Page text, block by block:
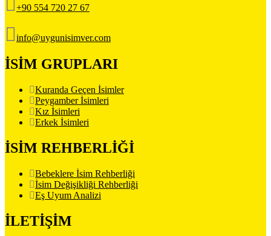
+90 554 720 27 67
info@uygunisimver.com
İSİM GRUPLARI
Kuranda Geçen İsimler
Peygamber İsimleri
Kız İsimleri
Erkek İsimleri
İSİM REHBERLİĞİ
Bebeklere İsim Rehberliği
İsim Değişikliği Rehberliği
Eş Uyum Analizi
İLETİŞİM